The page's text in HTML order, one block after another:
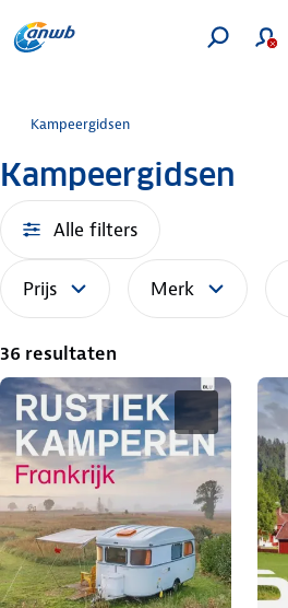
Kampeergidsen
Kampeergidsen
Alle filters
Prijs Merk
36 resultaten